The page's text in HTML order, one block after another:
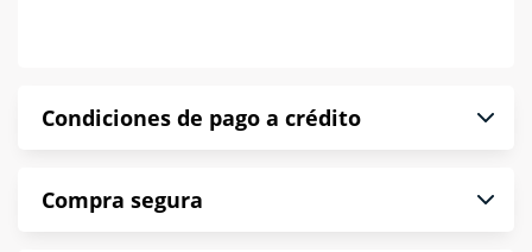
Condiciones de pago a crédito
puntualmente. Al finalizar tu compra generas el
Compra segura